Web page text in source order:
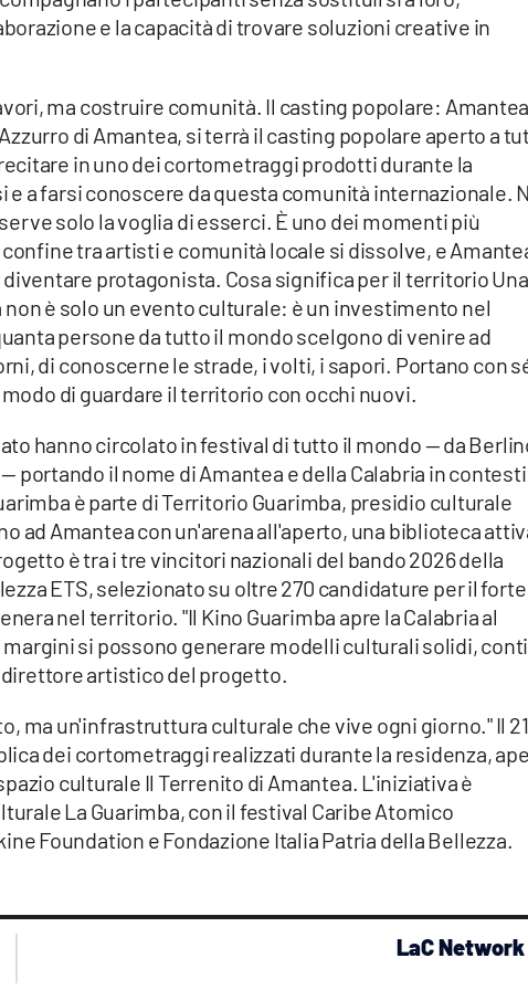
e la capacità di trovare soluzioni creative in
ma costruire comunità. Il casting popolare: Amantea
di Amantea, si terrà il casting popolare aperto a
in uno dei cortometraggi prodotti durante la
a farsi conoscere da questa comunità internazionale.
solo la voglia di esserci. È uno dei momenti più
tra artisti e comunità locale si dissolve, e
protagonista. Cosa significa per il territorio Una
è solo un evento culturale: è un investimento nel
persone da tutto il mondo scelgono di venire ad
di conoscerne le strade, i volti, i sapori. Portano con
di guardare il territorio con occhi nuovi.
hanno circolato in festival di tutto il mondo — da
portando il nome di Amantea e della Calabria in contesti
è parte di Territorio Guarimba, presidio culturale
ad Amantea con un'arena all'aperto, una biblioteca
è tra i tre vincitori nazionali del bando 2026 della
ETS, selezionato su oltre 270 candidature per il forte
nel territorio. "Il Kino Guarimba apre la Calabria al
si possono generare modelli culturali solidi,
direttore artistico del progetto.
ma un'infrastruttura culturale che vive ogni giorno." Il 21
dei cortometraggi realizzati durante la residenza,
culturale Il Terrenito di Amantea. L'iniziativa è
La Guarimba, con il festival Caribe Atomico
Foundation e Fondazione Italia Patria della Bellezza.
LaC Network